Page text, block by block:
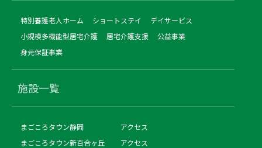
特別養護老人ホーム ショートステイ
デイサービス
小規模多機能型居宅介護
居宅介護支援
公益事業
身元保証事業
施設一覧
まごころタウン静岡
アクセス
まごころタウン新百合ヶ丘
アクセス